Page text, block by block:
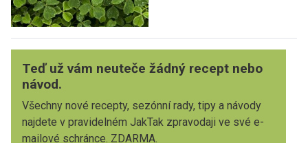
Teď už vám neuteče žádný recept nebo
návod.
Všechny nové recepty, sezónní rady, tipy a návody
najdete v pravidelném JakTak zpravodaji ve své e-
mailové schránce. ZDARMA.